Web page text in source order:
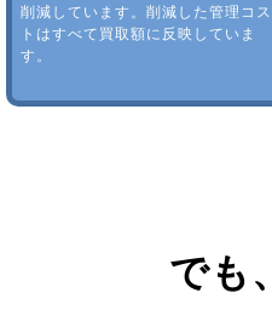
削減しています。削減した管理コス
トはすべて買取額に反映していま
す。
でも、